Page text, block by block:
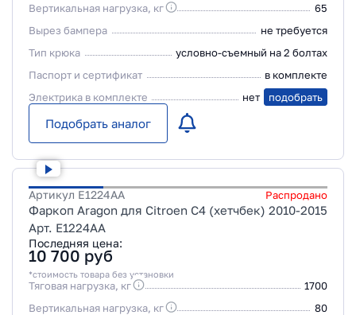
Вертикальная нагрузка, кг
65
Вырез бампера
не требуется
Тип крюка
условно-съемный на 2 болтах
Паспорт и сертификат
в комплекте
Электрика в комплекте
нет подобрать
Подобрать аналог
Артикул E1224AA Распродано
Фаркоп Aragon для Citroen C4 (хетчбек) 2010-2015
Арт. E1224AA
Последняя цена:
10 700 руб
*стоимость товара без установки
Тяговая нагрузка, кг
1700
Вертикальная нагрузка, кг
80